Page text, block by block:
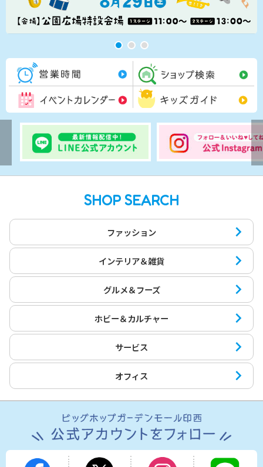
営業時間一覧
イベントカレンダー
SHOP SEARCH
ファッション
インテリア＆雑貨
グルメ＆フーズ
ホビー＆カルチャー
サービス
オフィス